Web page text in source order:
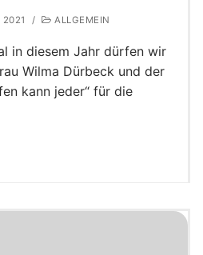
2021 / ALLGEMEIN
in diesem Jahr dürfen wir
Wilma Dürbeck und der
kann jeder“ für die